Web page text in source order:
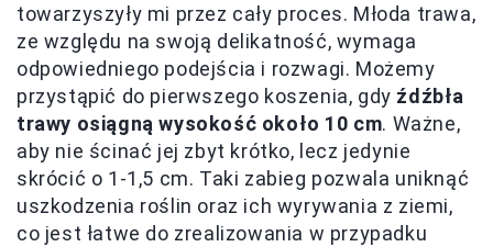
towarzyszyły mi przez cały proces. Młoda trawa,
ze względu na swoją delikatność, wymaga
odpowiedniego podejścia i rozwagi. Możemy
przystąpić do pierwszego koszenia, gdy źdźbła
trawy osiągną wysokość około 10 cm. Ważne,
aby nie ścinać jej zbyt krótko, lecz jedynie
skrócić o 1-1,5 cm. Taki zabieg pozwala uniknąć
uszkodzenia roślin oraz ich wyrywania z ziemi,
co jest łatwe do zrealizowania w przypadku